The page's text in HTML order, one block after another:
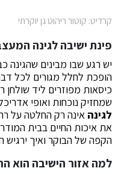
קרדיט: קוטור ריהוט גן יוקרתי
פינת ישיבה לגינה
יש רגע שבו מבינים שהגינה
הופכת לחלל מגורים לכל
כיסאות מפוזרים ליד שולחן
שמחזיק נוכחות ואופי
לגינה אינה רק החלטה על
את איכות החיים בבית
הקפה של הבוקר ואיך ירגיש
למה אזור הישיבה הוא